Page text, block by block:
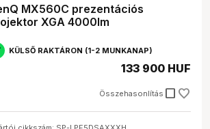
MX560C prezentációs
XGA 4000lm
KÜLSŐ RAKTÁRON (1-2 MUNKANAP)
Összehasonlítás check_box_outline_blank
133 900 HUF